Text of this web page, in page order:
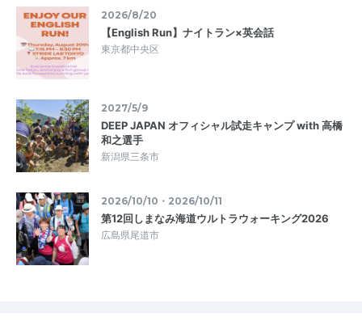
2026/8/20
【English Run】ナイトラン×英会話
東京都中央区
2027/5/9
DEEP JAPAN オフィシャル試走キャンプ with 高橋
和之選手
新潟県三条市
2026/10/10・2026/10/11
第12回しまなみ海道ウルトラウォーキング2026
広島県尾道市